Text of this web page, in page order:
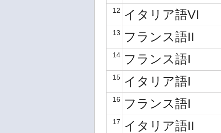
12 イタリア語VI
13 フランス語II
14 フランス語I
15 イタリア語I
16 フランス語I
17 イタリア語II